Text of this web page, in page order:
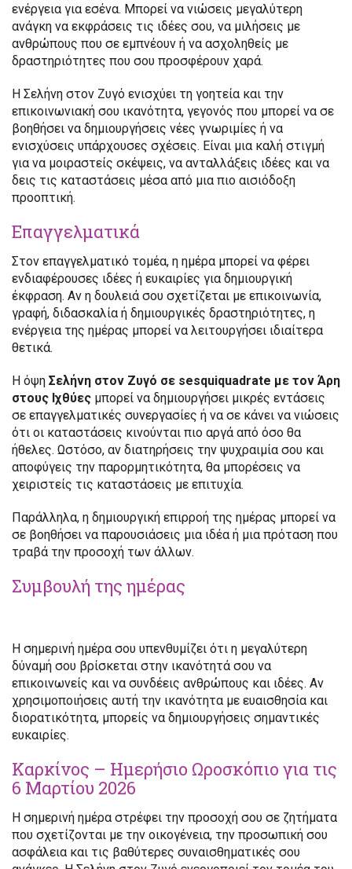
ενέργεια για εσένα. Μπορεί να νιώσεις μεγαλύτερη
ανάγκη να εκφράσεις τις ιδέες σου, να μιλήσεις με
ανθρώπους που σε εμπνέουν ή να ασχοληθείς με
δραστηριότητες που σου προσφέρουν χαρά.
Η Σελήνη στον Ζυγό ενισχύει τη γοητεία και την
επικοινωνιακή σου ικανότητα, γεγονός που μπορεί να σε
βοηθήσει να δημιουργήσεις νέες γνωριμίες ή να
ενισχύσεις υπάρχουσες σχέσεις. Είναι μια καλή στιγμή
για να μοιραστείς σκέψεις, να ανταλλάξεις ιδέες και να
δεις τις καταστάσεις μέσα από μια πιο αισιόδοξη
προοπτική.
Επαγγελματικά
Στον επαγγελματικό τομέα, η ημέρα μπορεί να φέρει
ενδιαφέρουσες ιδέες ή ευκαιρίες για δημιουργική
έκφραση. Αν η δουλειά σου σχετίζεται με επικοινωνία,
γραφή, διδασκαλία ή δημιουργικές δραστηριότητες, η
ενέργεια της ημέρας μπορεί να λειτουργήσει ιδιαίτερα
θετικά.
Η όψη Σελήνη στον Ζυγό σε sesquiquadrate με τον Άρη
στους Ιχθύες μπορεί να δημιουργήσει μικρές εντάσεις
σε επαγγελματικές συνεργασίες ή να σε κάνει να νιώσεις
ότι οι καταστάσεις κινούνται πιο αργά από όσο θα
ήθελες. Ωστόσο, αν διατηρήσεις την ψυχραιμία σου και
αποφύγεις την παρορμητικότητα, θα μπορέσεις να
χειριστείς τις καταστάσεις με επιτυχία.
Παράλληλα, η δημιουργική επιρροή της ημέρας μπορεί να
σε βοηθήσει να παρουσιάσεις μια ιδέα ή μια πρόταση που
τραβά την προσοχή των άλλων.
Συμβουλή της ημέρας
Η σημερινή ημέρα σου υπενθυμίζει ότι η μεγαλύτερη
δύναμή σου βρίσκεται στην ικανότητά σου να
επικοινωνείς και να συνδέεις ανθρώπους και ιδέες. Αν
χρησιμοποιήσεις αυτή την ικανότητα με ευαισθησία και
διορατικότητα, μπορείς να δημιουργήσεις σημαντικές
ευκαιρίες.
Καρκίνος – Ημερήσιο Ωροσκόπιο για τις
6 Μαρτίου 2026
Η σημερινή ημέρα στρέφει την προσοχή σου σε ζητήματα
που σχετίζονται με την οικογένεια, την προσωπική σου
ασφάλεια και τις βαθύτερες συναισθηματικές σου